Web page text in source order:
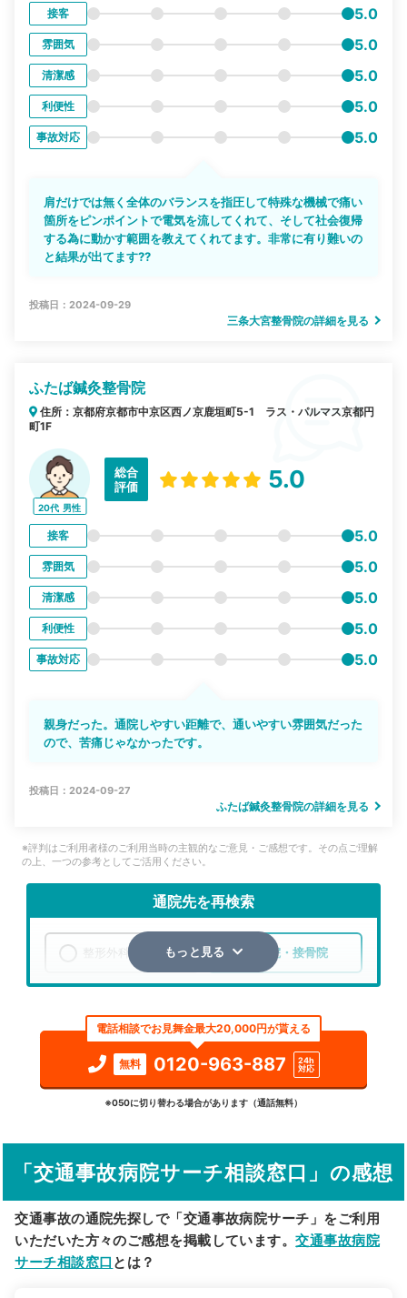
接客 5.0
雰囲気 5.0
清潔感 5.0
利便性 5.0
事故対応 5.0
肩だけでは無く全体のバランスを指圧して特殊な機械で痛い
箇所をピンポイントで電気を流してくれて、そして社会復帰
する為に動かす範囲を教えてくれてます。非常に有り難いの
と結果が出てます??
投稿日：2024-09-29
三条大宮整骨院の詳細を見る
ふたば鍼灸整骨院
住所：京都府京都市中京区西ノ京鹿垣町5-1 ラス・パルマス京都円
町1F
20代 男性
総合
評価
5.0
接客 5.0
雰囲気 5.0
清潔感 5.0
利便性 5.0
事故対応 5.0
親身だった。通院しやすい距離で、通いやすい雰囲気だった
ので、苦痛じゃなかったです。
投稿日：2024-09-27
ふたば鍼灸整骨院の詳細を見る
※評判はご利用者様のご利用当時の主観的なご意見・ご感想です。その点ご理解
の上、一つの参考としてご活用ください。
通院先を再検索
整形外科 整骨院・接骨院
検索する
詳細条件で絞り込む
駅から探す 院名から探す
もっと見る
電話相談でお見舞金最大20,000円が貰える
無料 0120-963-887
24h
対応
※050に切り替わる場合があります（通話無料）
「交通事故病院サーチ相談窓口」の感想
交通事故の通院先探しで「交通事故病院サーチ」をご利用
いただいた方々のご感想を掲載しています。交通事故病院
サーチ相談窓口 とは？